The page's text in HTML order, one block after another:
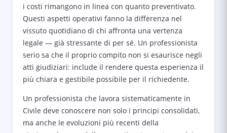
i costi rimangono in linea con quanto preventivato.
Questi aspetti operativi fanno la differenza nel
vissuto quotidiano di chi affronta una vertenza
legale — già stressante di per sé. Un professionista
serio sa che il proprio compito non si esaurisce negli
atti giudiziari: include il rendere questa esperienza il
più chiara e gestibile possibile per il richiedente.
Un professionista che lavora sistematicamente in
Civile deve conoscere non solo i principi consolidati,
ma anche le evoluzioni più recenti della